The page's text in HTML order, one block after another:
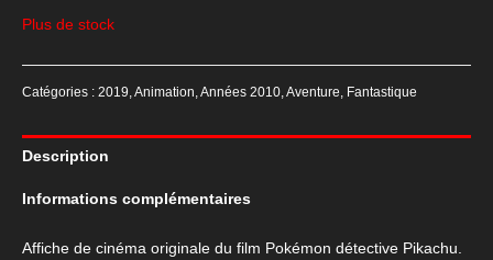
Plus de stock
Catégories : 2019 Animation Années 2010 Aventure Fantastique
Description
Informations complémentaires
Affiche de cinéma originale du film Pokémon détective Pikachu.